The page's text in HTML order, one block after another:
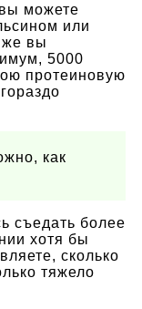
можете
или
же вы
5000
протеиновую
как
съедать более
хотя бы
сколько
тяжело